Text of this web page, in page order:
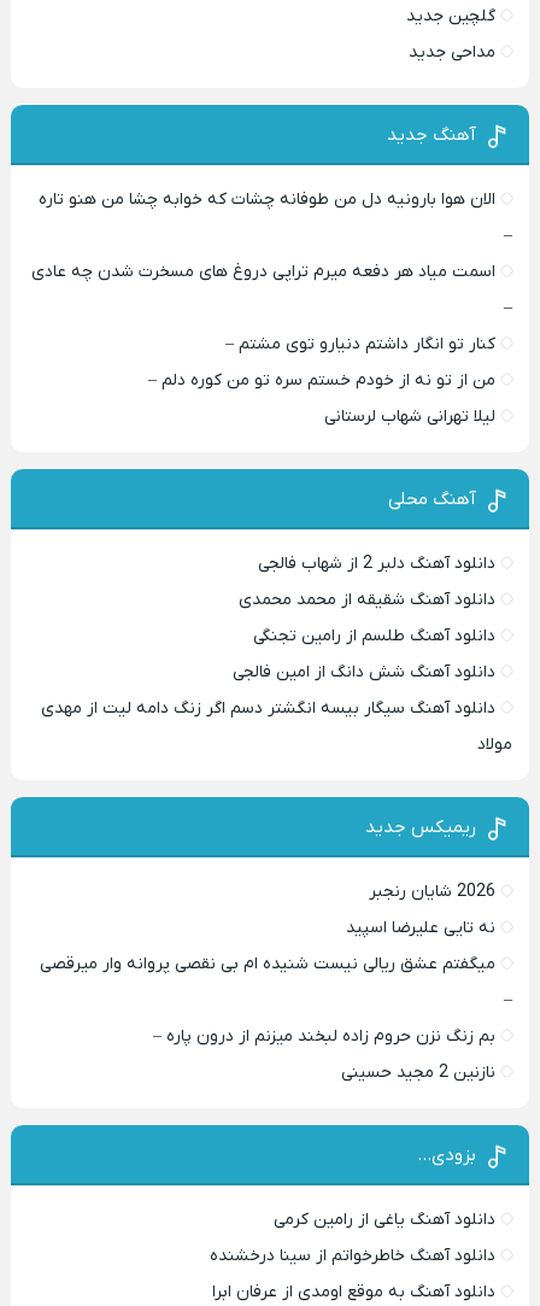
گلچین جدید
مداحی جدید
آهنگ جدید
الان هوا بارونیه دل من طوفانه چشات که خوابه چشا من هنو تاره
–
اسمت میاد هر دفعه میرم تراپی دروغ‌ های مسخرت شدن چه عادی
–
کنار تو انگار داشتم دنیارو توی مشتم –
من از تو نه از خودم خستم سره تو من کوره دلم –
لیلا تهرانی شهاب لرستانی
آهنگ محلی
دانلود آهنگ دلبر 2 از شهاب فالجی
دانلود آهنگ شقیقه از محمد محمدی
دانلود آهنگ طلسم از رامین تجنگی
دانلود آهنگ شش دانگ از امین فالجی
دانلود آهنگ سیگار بیسه انگشتر دسم اگر زنگ دامه لیت از مهدی
مولاد
ریمیکس جدید
2026 شایان رنجبر
نه تایی علیرضا اسپید
میگفتم عشق ریالی نیست شنیده ام بی نقصی پروانه وار میرقصی
–
بم زنگ نزن حروم زاده لبخند میزنم از درون پاره –
نازنین 2 مجید حسینی
بزودی…
دانلود آهنگ یاغی از رامین کرمی
دانلود آهنگ خاطرخواتم از سینا درخشنده
دانلود آهنگ به موقع اومدی از عرفان ابرا